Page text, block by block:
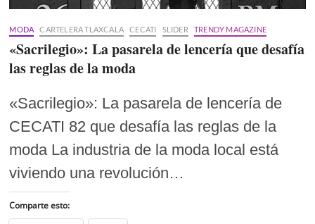
MODA CARTELERA TLAXCALA CECATI SLIDER TRENDY MAGAZINE
«Sacrilegio»: La pasarela de lencería que desafía
las reglas de la moda
«Sacrilegio»: La pasarela de lencería de
CECATI 82 que desafía las reglas de la
moda La industria de la moda local está
viviendo una revolución…
Comparte esto: